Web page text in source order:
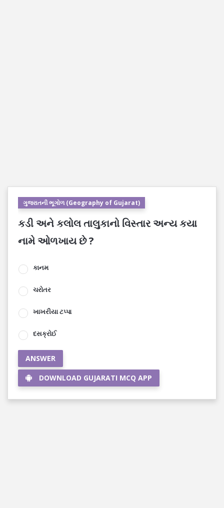
ગુજરાતની ભૂગોળ (Geography of Gujarat)
કડી અને કલોલ તાલુકાનો વિસ્તાર અન્ય કયા
નામે ઓળખાય છે ?
કાનમ
ચરોતર
ખાખરીયા ટપ્પા
દસક્રોઈ
ANSWER
DOWNLOAD GUJARATI MCQ APP